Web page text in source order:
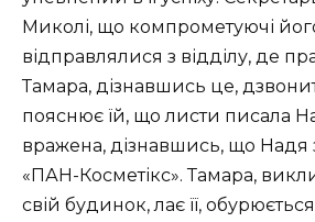
Миколі, що компрометуючі
відправлялися з відділу, де
Тамара, дізнавшись це,
пояснює їй, що листи писала
вражена, дізнавшись, що Надя
«ПАН-Косметікс». Тамара,
свій будинок, лає її,